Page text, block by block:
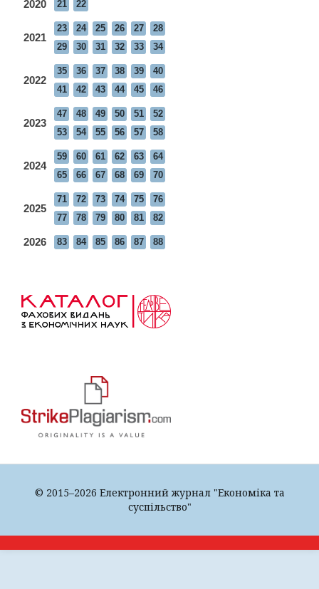
2020 21 22
2021
23 24 25 26 27
28
29
30 31 32 33 34
2022
35 36 37 38 39
40
41
42 43 44 45 46
2023
47 48 49 50 51
52
53
54 55 56 57 58
2024
59 60 61 62 63
64
65
66 67 68 69 70
2025
71 72 73 74 75
76
77
78 79 80 81 82
2026 83 84 85 86 87 88
© 2015–2026 Електронний журнал "Економіка та
суспільство"